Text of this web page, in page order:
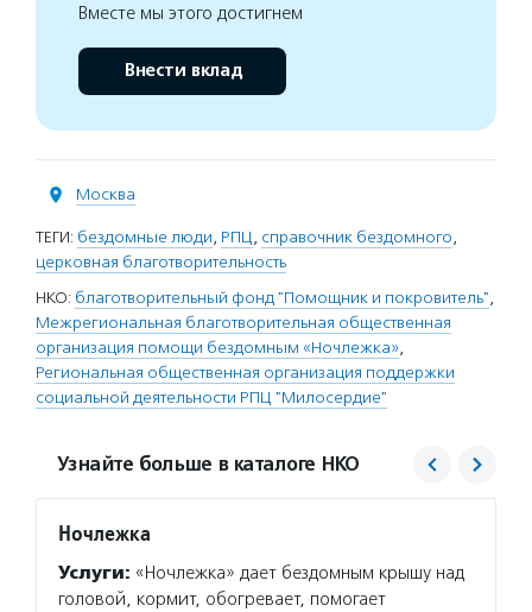
Вместе мы этого достигнем
Внести вклад
Москва
ТЕГИ: бездомные люди, РПЦ, справочник бездомного,
церковная благотворительность
НКО: благотворительный фонд "Помощник и покровитель",
Межрегиональная благотворительная общественная
организация помощи бездомным «Ночлежка»,
Региональная общественная организация поддержки
социальной деятельности РПЦ "Милосердие"
Узнайте больше в каталоге НКО
Ночлежка
Услуги: «Ночлежка» дает бездомным крышу над
головой, кормит, обогревает, помогает